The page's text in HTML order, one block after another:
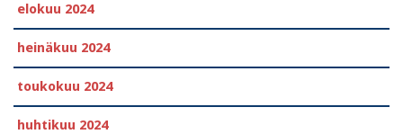
elokuu 2024
heinäkuu 2024
toukokuu 2024
huhtikuu 2024